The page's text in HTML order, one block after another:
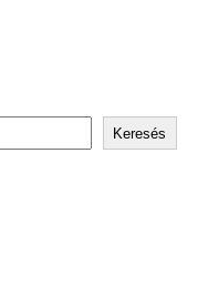
Keresés